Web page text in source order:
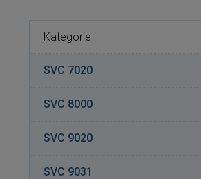
Kategorie
SVC 7020
SVC 8000
SVC 9020
SVC 9031